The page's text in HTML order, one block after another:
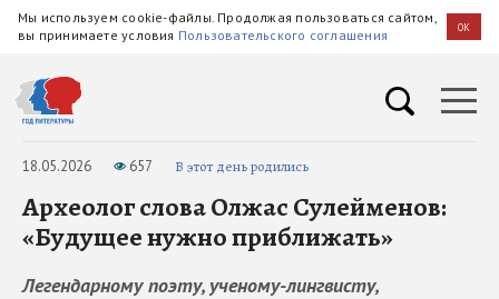
Мы используем cookie-файлы. Продолжая пользоваться сайтом,
вы принимаете условия Пользовательского соглашения OK
18.05.2026 657 В этот день родились
Археолог слова Олжас Сулейменов:
«Будущее нужно приближать»
Легендарному поэту, ученому-лингвисту,